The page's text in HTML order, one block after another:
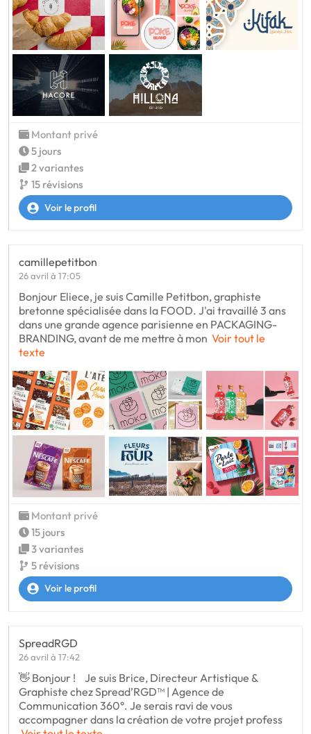
Montant privé
5 jours
2 variantes
15 révisions
Voir le profil
camillepetitbon
26 avril à 17:05
Bonjour Eliece, je suis Camille Petitbon, graphiste
bretonne spécialisée dans la FOOD. J'ai travaillé 3 ans
dans une grande agence parisienne en PACKAGING-
BRANDING, avant de me mettre à mon Voir tout le
texte
Montant privé
15 jours
3 variantes
5 révisions
Voir le profil
SpreadRGD
26 avril à 17:42
👋 Bonjour ! Je suis Brice, Directeur Artistique &
Graphiste chez Spread’RGD™ | Agence de
Communication 360°. Je serais ravi de vous
accompagner dans la création de votre projet profess